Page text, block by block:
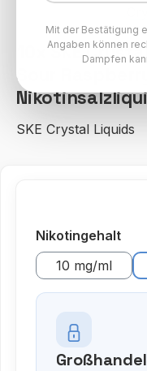
10x SKE
Sour Raspberry
SKE Crystal Liquids
Nikotingehalt
10 mg/ml
Mit der Bestätigung
Angaben können
Dampfen